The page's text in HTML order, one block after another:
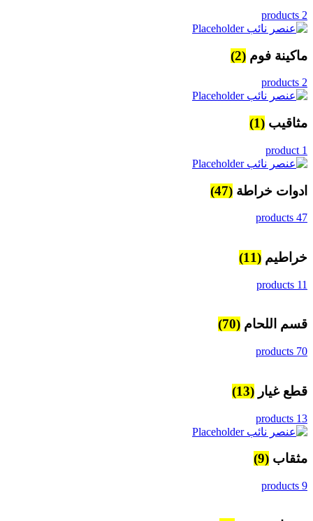
2 products
ماكينة فوم (2)
2 products
مثاقيب (1)
1 product
ادوات خراطة (47)
47 products
خراطيم (11)
11 products
قسم اللحام (70)
70 products
قطع غيار (13)
13 products
مثقاب (9)
9 products